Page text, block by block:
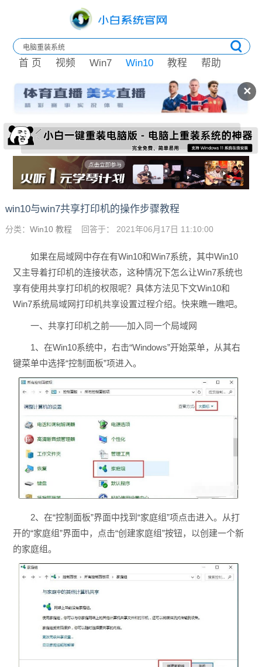
✕
首 页 视频 Win7 Win10 教程 帮助
win10与win7共享打印机的操作步骤教程
分类： Win10 教程 回答于： 2021年06月17日 11:10:00
如果在局域网中存在有Win10和Win7系统，其中Win10
又主导着打印机的连接状态，这种情况下怎么让Win7系统也
享有使用共享打印机的权限呢？具体方法见下文Win10和
Win7系统局域网打印机共享设置过程介绍。快来瞧一瞧吧。
一、共享打印机之前——加入同一个局域网
1、在Win10系统中，右击“Windows”开始菜单，从其右
键菜单中选择“控制面板”项进入。
2、在“控制面板”界面中找到“家庭组”项点击进入。从打
开的“家庭组”界面中，点击“创建家庭组”按钮，以创建一个新
的家庭组。